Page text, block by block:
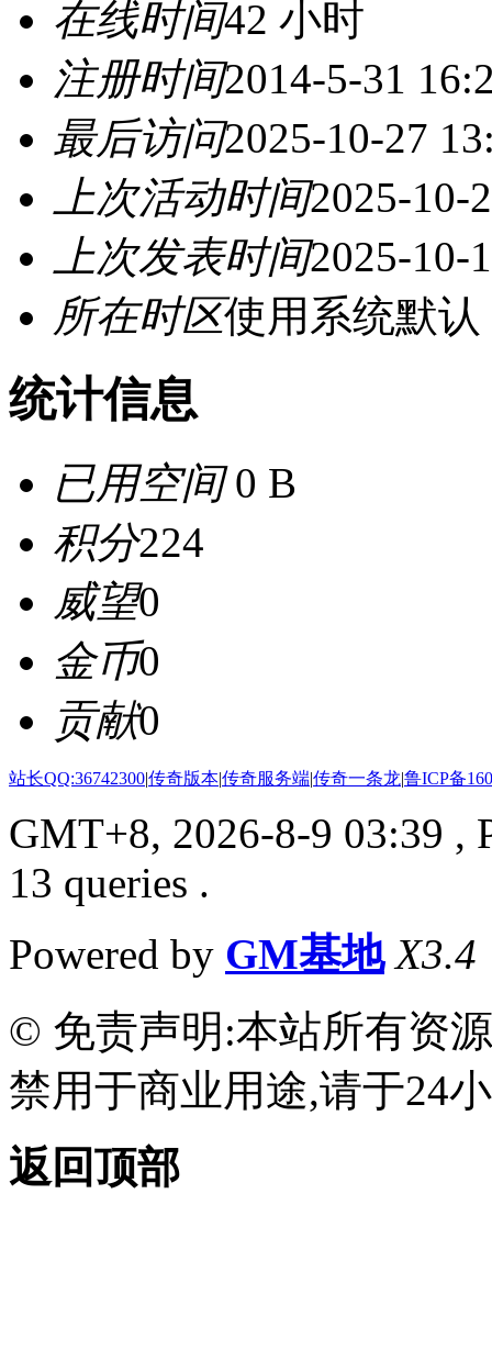
在线时间42 小时
注册时间2014-5-31
最后访问2025-10-27
上次活动时间2025-10-
上次发表时间2025-10-
所在时区使用系统默认
统计信息
已用空间0 B
积分224
威望0
金币0
贡献0
站长QQ:36742300|传奇版本|传奇服务端|传奇一条龙|鲁ICP备
GMT+8, 2026-8-9 03:39 ,
13 queries .
Powered by GM基地 X3.4
© 免责声明:本站所有资
禁用于商业用途,请于24
返回顶部